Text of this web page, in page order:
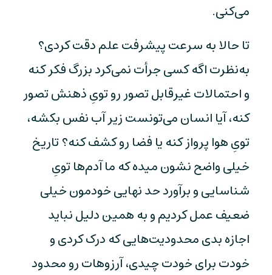
می‌کنی.
تا حالا به سرعت پیشرفت علم دقت کردی؟
به‌نظرت اگه کسی جرأت نمی‌کرد بزرگ فکر کنه
و احتمالات غیرقابل تصور رو تویِ ذهنش تصور
کنه، آیا انسان می‌تونست زیر آب نفس بکشه،
تویِ هوا پرواز کنه یا فضا رو کشف کنه؟ تاریخ
خیلی واضح نشون میده که ما آدم‌ها تویِ
شناسایی و برآورد حد نهایی خودمون خیلی
ضعیف عمل کردیم و به همین دلیل نباید
اجازه بدی محدودیت‌هایی که درک کردی و
خودت برای خودت چیدی، آرزوهات رو محدود